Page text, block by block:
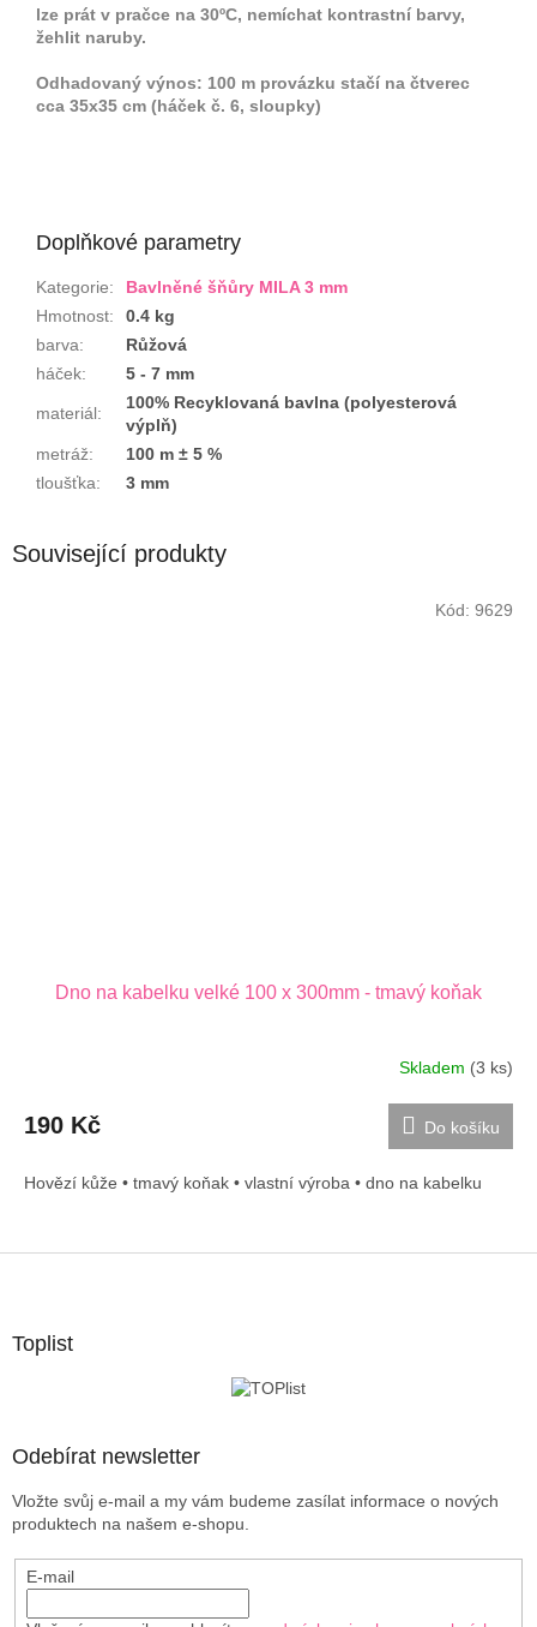
lze prát v pračce na 30ºC, nemíchat kontrastní barvy,
žehlit naruby.
Odhadovaný výnos: 100 m provázku stačí na čtverec
cca 35x35 cm (háček č. 6, sloupky)
Doplňkové parametry
Kategorie:
Bavlněné šňůry MILA 3 mm
Hmotnost:
0.4 kg
barva:
Růžová
háček: 5 - 7 mm
materiál:
100% Recyklovaná bavlna (polyesterová
výplň)
metráž:
100 m ± 5 %
tloušťka: 3 mm
Související produkty
Dno na kabelku velké 100 x 300mm - tmavý koňak
Skladem (3 ks)
190 Kč Do košíku
Hovězí kůže • tmavý koňak • vlastní výroba • dno na kabelku
Kód: 9629
Toplist
Odebírat newsletter
Vložte svůj e-mail a my vám budeme zasílat informace o nových
produktech na našem e-shopu.
E-mail